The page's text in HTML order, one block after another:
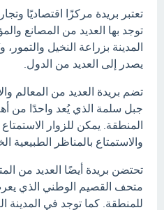
تعتبر بريدة مركزًا اقتصاديًا
توجد بها العديد من المصانع
المدينة بزراعة النخيل والتمور،
يصدر إلى العديد من الدول.
تضم بريدة العديد من المعالم
جبل سلمة الذي يُعد واحدًا من
المنطقة. يمكن للزوار
والاستمتاع بالمناظر الطبيعية
تحتضن بريدة أيضًا العديد من
متحف القصيم الوطني الذي يعرض
للمنطقة. كما توجد في المدينة